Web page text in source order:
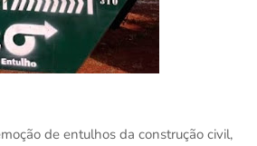
de entulhos da construção civil,